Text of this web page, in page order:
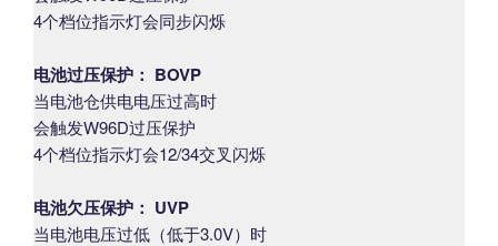
4个档位指示灯会同步闪烁
电池过压保护： BOVP
当电池仓供电电压过高时
会触发W96D过压保护
4个档位指示灯会12/34交叉闪烁
电池欠压保护： UVP
当电池电压过低（低于3.0V）时